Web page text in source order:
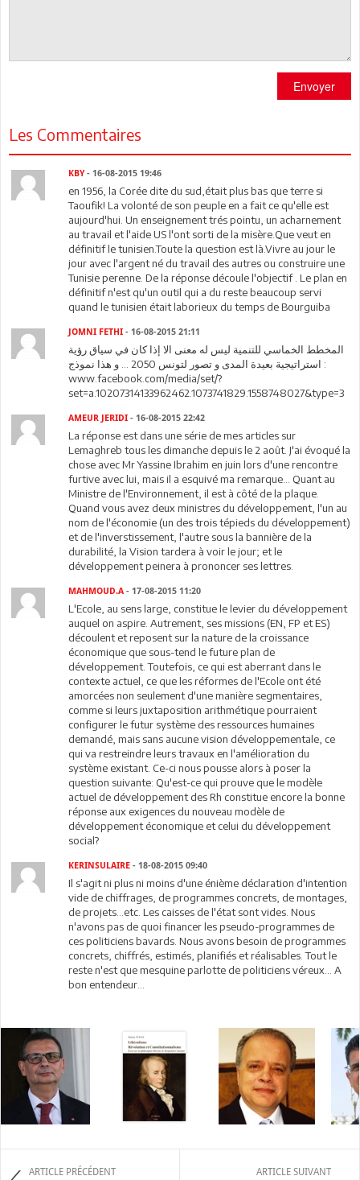
Envoyer
Les Commentaires
KBY- 16-08-2015 19:46
en 1956, la Corée dite du sud,était plus bas que terre si
Taoufik! La volonté de son peuple en a fait ce qu'elle est
aujourd'hui. Un enseignement trés pointu, un acharnement
au travail et l'aide US l'ont sorti de la misère.Que veut en
définitif le tunisien.Toute la question est là.Vivre au jour le
jour avec l'argent né du travail des autres ou construire une
Tunisie perenne. De la réponse découle l'objectif . Le plan en
définitif n'est qu'un outil qui a du reste beaucoup servi
quand le tunisien était laborieux du temps de Bourguiba
JOMNI FETHI - 16-08-2015 21:11
المخطط الخماسي للتنمية ليس له معنى الا إذا كان في سياق رؤية
استراتيجية بعيدة المدى و تصور لتونس 2050 ... و هذا نموذج :
www.facebook.com/media/set/?
set=a.10207314133962462.1073741829.1558748027&type=3
AMEUR JERIDI - 16-08-2015 22:42
La réponse est dans une série de mes articles sur
Lemaghreb tous les dimanche depuis le 2 août. J'ai évoqué la
chose avec Mr Yassine Ibrahim en juin lors d'une rencontre
furtive avec lui, mais il a esquivé ma remarque... Quant au
Ministre de l'Environnement, il est à côté de la plaque.
Quand vous avez deux ministres du développement, l'un au
nom de l'économie (un des trois tépieds du développement)
et de l'inverstissement, l'autre sous la bannière de la
durabilité, la Vision tardera à voir le jour; et le
développement peinera à prononcer ses lettres.
MAHMOUD.A - 17-08-2015 11:20
L'Ecole, au sens large, constitue le levier du développement
auquel on aspire. Autrement, ses missions (EN, FP et ES)
découlent et reposent sur la nature de la croissance
économique que sous-tend le future plan de
développement. Toutefois, ce qui est aberrant dans le
contexte actuel, ce que les réformes de l'Ecole ont été
amorcées non seulement d'une manière segmentaires,
comme si leurs juxtaposition arithmétique pourraient
configurer le futur système des ressources humaines
demandé, mais sans aucune vision développementale, ce
qui va restreindre leurs travaux en l'amélioration du
système existant. Ce-ci nous pousse alors à poser la
question suivante: Qu'est-ce qui prouve que le modèle
actuel de développement des Rh constitue encore la bonne
réponse aux exigences du nouveau modèle de
développement économique et celui du développement
social?
KERINSULAIRE - 18-08-2015 09:40
Il s'agit ni plus ni moins d'une énième déclaration d'intention
vide de chiffrages, de programmes concrets, de montages,
de projets...etc. Les caisses de l'état sont vides. Nous
n'avons pas de quoi financer les pseudo-programmes de
ces politiciens bavards. Nous avons besoin de programmes
concrets, chiffrés, estimés, planifiés et réalisables. Tout le
reste n'est que mesquine parlotte de politiciens véreux... A
bon entendeur...
ARTICLE PRÉCÉDENT ARTICLE SUIVANT